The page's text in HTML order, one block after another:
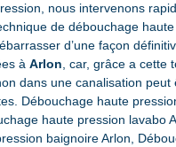
nous intervenons
de débouchage
d’une façon
à Arlon, car, grâce a cette
dans une canalisation peut
Débouchage haute
haute pression lavabo
baignoire Arlon,